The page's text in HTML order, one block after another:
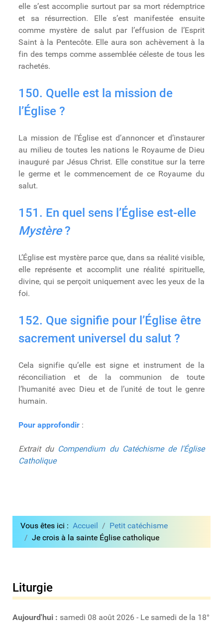
elle s’est accomplie surtout par sa mort rédemptrice
et sa résurrection. Elle s’est manifestée ensuite
comme mystère de salut par l’effusion de l’Esprit
Saint à la Pentecôte. Elle aura son achèvement à la
fin des temps comme assemblée céleste de tous les
rachetés.
150. Quelle est la mission de
l’Église ?
La mission de l’Église est d’annoncer et d’instaurer
au milieu de toutes les nations le Royaume de Dieu
inauguré par Jésus Christ. Elle constitue sur la terre
le germe et le commencement de ce Royaume du
salut.
151. En quel sens l’Église est-elle
Mystère?
L’Église est mystère parce que, dans sa réalité visible,
elle représente et accomplit une réalité spirituelle,
divine, qui se perçoit uniquement avec les yeux de la
foi.
152. Que signifie pour l’Église être
sacrement universel du salut ?
Cela signifie qu’elle est signe et instrument de la
réconciliation et de la communion de toute
l’humanité avec Dieu et de l’unité de tout le genre
humain.
Pour approfondir :
Extrait du Compendium du Catéchisme de l'Église
Catholique
Vous êtes ici : Accueil
Petit catéchisme
Je crois à la sainte Église catholique
Liturgie
Aujourd'hui : samedi 08 août 2026 - Le samedi de la 18°